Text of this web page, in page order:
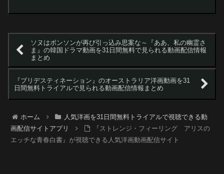
ソヌはボンソンが再び引っ込み思案な～『ああ、私の幽霊さ
ま』の韓国ドラマ動画を31日間無料で見られる動画配信情報
まとめ
『プリデスティネーション』のオーストラリア洋画動画を31
日間無料トライアルで見られる動画配信情報まとめ
ホーム
人気洋画を31日間無料トライアルで視聴できる動
画配信サイトアプリ
『ストレンジ・フィーリング アリスの
エッチな青春白書』が視聴できる人気洋画動画配信サイト